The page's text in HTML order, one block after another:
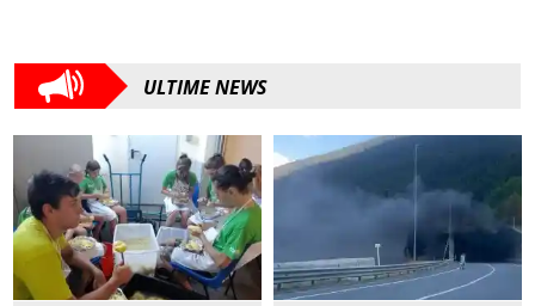
ULTIME NEWS